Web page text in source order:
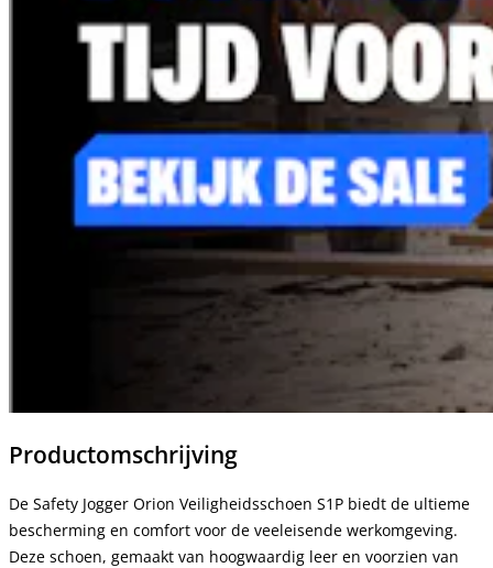
Productomschrijving
De Safety Jogger Orion Veiligheidsschoen S1P biedt de ultieme
bescherming en comfort voor de veeleisende werkomgeving.
Deze schoen, gemaakt van hoogwaardig leer en voorzien van